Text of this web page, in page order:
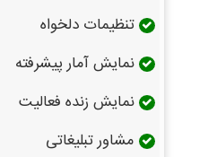
تنظیمات دلخواه
نمایش آمار پیشرفته
نمایش زنده فعالیت
مشاور تبلیغاتی